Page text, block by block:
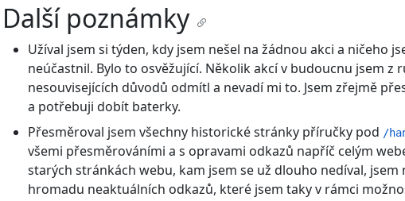
Další poznámky
Užíval jsem si týden, kdy jsem nešel na žádnou akci a ničeho
neúčastnil. Bylo to osvěžující. Několik akcí v budoucnu jsem z
nesouvisejících důvodů odmítl a nevadí mi to. Jsem zřejmě
a potřebuji dobít baterky.
Přesměroval jsem všechny historické stránky příručky pod /
všemi přesměrováními a s opravami odkazů napříč celým
starých stránkách webu, kam jsem se už dlouho nedíval, jsem
hromadu neaktuálních odkazů, které jsem taky v rámci